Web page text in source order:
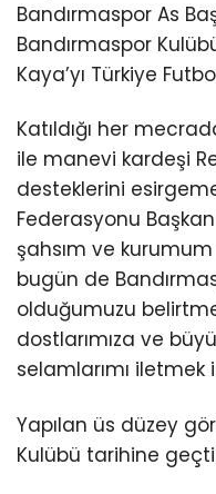
Bandırmaspor As
Bandırmaspor
Kaya’yı Türkiye
Katıldığı her
ile manevi kardeşi
desteklerini
Federasyonu
şahsım ve
bugün de
olduğumuzu
dostlarımıza ve
selamlarımı
Yapılan üs düzey
Kulübü tarihine